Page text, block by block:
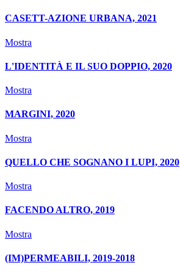
CASETT-AZIONE URBANA, 2021
Mostra
L'IDENTITÀ E IL SUO DOPPIO, 2020
Mostra
MARGINI, 2020
Mostra
QUELLO CHE SOGNANO I LUPI, 2020
Mostra
FACENDO ALTRO, 2019
Mostra
(IM)PERMEABILI, 2019-2018